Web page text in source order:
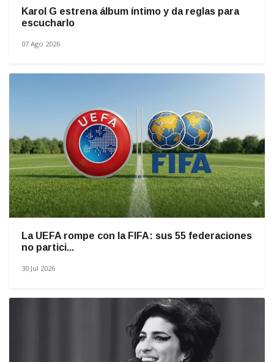
Karol G estrena álbum íntimo y da reglas para
escucharlo
07 Ago 2026
La UEFA rompe con la FIFA: sus 55 federaciones
no partici...
30 Jul 2026